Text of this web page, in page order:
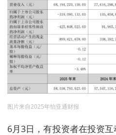
图片来自2025年怡亚通财报
6月3日，有投资者在投资